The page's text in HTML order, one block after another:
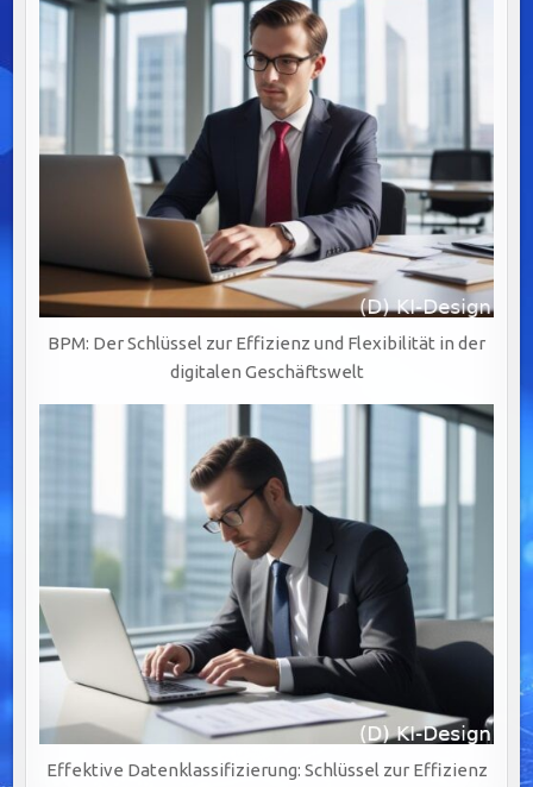
BPM: Der Schlüssel zur Effizienz und Flexibilität in der
digitalen Geschäftswelt
Effektive Datenklassifizierung: Schlüssel zur Effizienz